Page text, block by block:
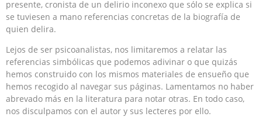
presente, cronista de un delirio inconexo que sólo se explica si
se tuviesen a mano referencias concretas de la biografía de
quien delira.
Lejos de ser psicoanalistas, nos limitaremos a relatar las
referencias simbólicas que podemos adivinar o que quizás
hemos construido con los mismos materiales de ensueño que
hemos recogido al navegar sus páginas. Lamentamos no haber
abrevado más en la literatura para notar otras. En todo caso,
nos disculpamos con el autor y sus lecteres por ello.